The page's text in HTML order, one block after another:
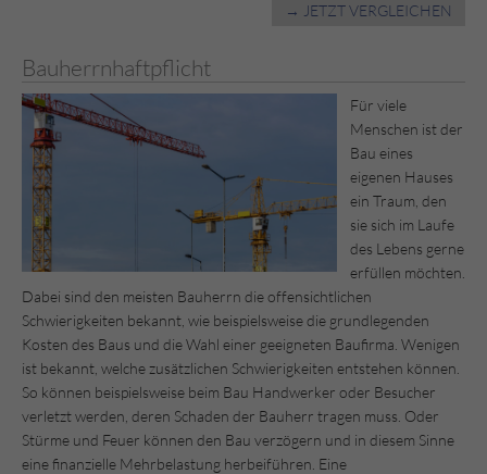
→ JETZT VERGLEICHEN
Bauherrnhaftpflicht
Für viele
Menschen ist der
Bau eines
eigenen Hauses
ein Traum, den
sie sich im Laufe
des Lebens gerne
erfüllen möchten.
Dabei sind den meisten Bauherrn die offensichtlichen
Schwierigkeiten bekannt, wie beispielsweise die grundlegenden
Kosten des Baus und die Wahl einer geeigneten Baufirma. Wenigen
ist bekannt, welche zusätzlichen Schwierigkeiten entstehen können.
So können beispielsweise beim Bau Handwerker oder Besucher
verletzt werden, deren Schaden der Bauherr tragen muss. Oder
Stürme und Feuer können den Bau verzögern und in diesem Sinne
eine finanzielle Mehrbelastung herbeiführen. Eine